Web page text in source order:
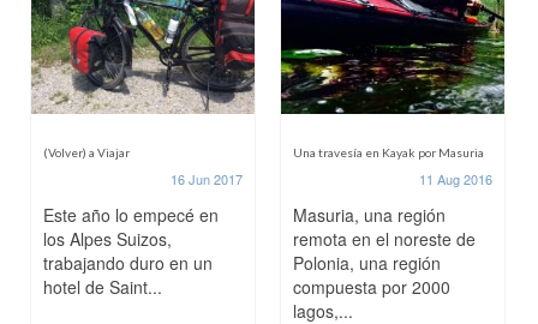
(Volver) a Viajar
16 Jun 2017
Este año lo empecé en
los Alpes Suizos,
trabajando duro en un
hotel de Saint...
Una travesía en Kayak por Masuria
11 Aug 2016
Masuria, una región
remota en el noreste de
Polonia, una región
compuesta por 2000
lagos,...